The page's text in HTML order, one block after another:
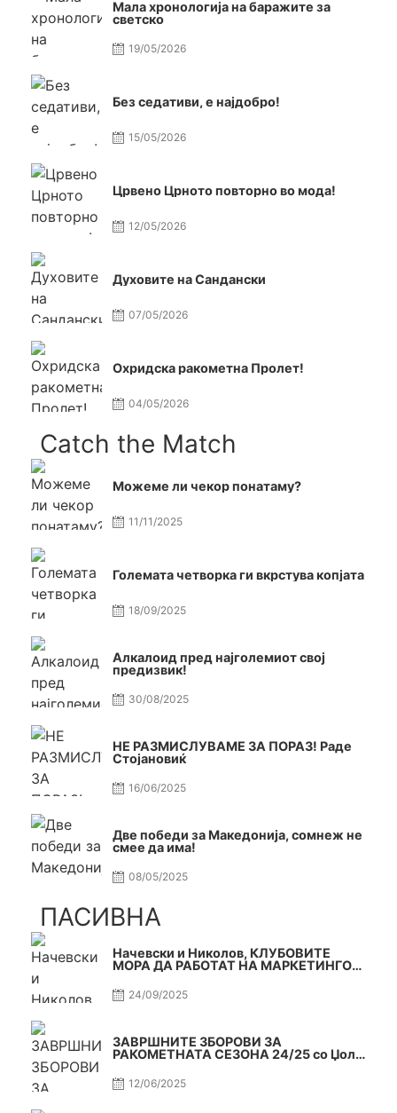
Мала хронологија на баражите за
светско
19/05/2026
Без седативи, е најдобро!
15/05/2026
Црвено Црното повторно во мода!
12/05/2026
Духовите на Сандански
07/05/2026
Охридска ракометна Пролет!
04/05/2026
Catch the Match
Можеме ли чекор понатаму?
11/11/2025
Големата четворка ги вкрстува копјата
18/09/2025
Алкалоид пред најголемиот свој
предизвик!
30/08/2025
НЕ РАЗМИСЛУВАМЕ ЗА ПОРАЗ! Раде
Стојановиќ
16/06/2025
Две победи за Македонија, сомнеж не
смее да има!
08/05/2025
ПАСИВНА
Начевски и Николов, КЛУБОВИТЕ
МОРА ДА РАБОТАТ НА МАРКЕТИНГОТ,
24/09/2025
ЗАВРШНИТЕ ЗБОРОВИ ЗА
РАКОМЕТНАТА СЕЗОНА 24/25 со Џоле
12/06/2025